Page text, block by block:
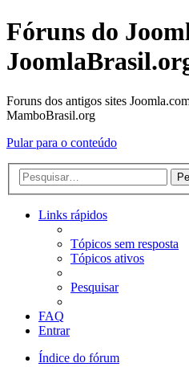
Fóruns do
Foruns dos antigos sites
MamboBrasil.org
Pular para o conteúdo
Links rápidos
Tópicos sem resposta
Tópicos ativos
Pesquisar
FAQ
Entrar
Índice do fórum